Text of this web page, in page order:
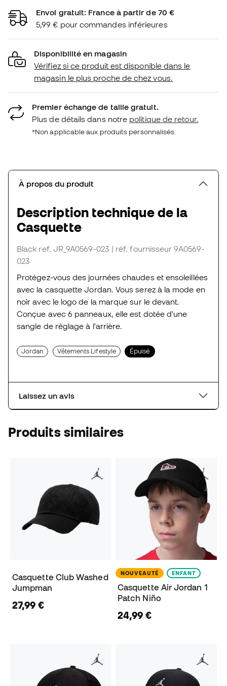
Envoi gratuit: France à partir de 70 €
5,99 € pour commandes inférieures
Disponibilité en magasin
Vérifiez si ce produit est disponible dans le
magasin le plus proche de chez vous.
Premier échange de taille gratuit.
Plus de détails dans notre politique de retour.
*Non applicable aux produits personnalisés.
À propos du produit
Description technique de la
Casquette
Black ref. JR_9A0569-023 | réf. fournisseur 9A0569-
023
Protégez-vous des journées chaudes et ensoleillées
avec la casquette Jordan. Vous serez à la mode en
noir avec le logo de la marque sur le devant.
Conçue avec 6 panneaux, elle est dotée d'une
sangle de réglage à l'arrière.
Jordan Vêtements Lifestyle Épuisé
Laissez un avis
Produits similaires
Casquette Club Washed
Jumpman
27,99 €
NOUVEAUTÉ ENFANT
Casquette Air Jordan 1
Patch Niño
24,99 €